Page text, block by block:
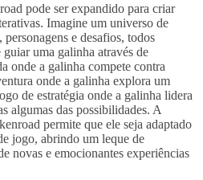
pode ser expandido para criar
Imagine um universo de
e desafios, todos
uma galinha através de
onde a galinha compete contra
onde a galinha explora um
de estratégia onde a galinha lidera
algumas das possibilidades. A
permite que ele seja adaptado
jogo, abrindo um leque de
novas e emocionantes experiências